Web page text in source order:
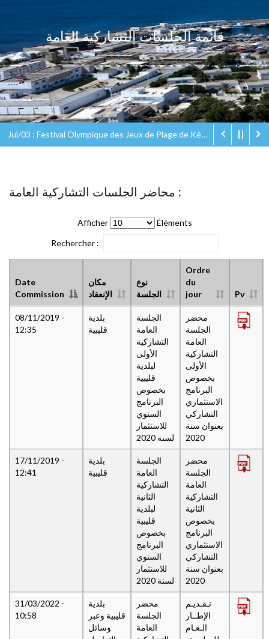
قائمة الجلسات التشاركية العامة
Jul/03 : Festival Olympique des Jeux de Plage de Kélibia Olympic Eco Beach Games
محاضر الجلسات التشاركية العامة :
Afficher
Éléments
Rechercher :
Date
Commission
مكان
الإنعقاد
نوع
الجلسة
Ordre
du
jour
Pv
08/11/2019 -
12:35
بلدية
قليبية
الجلسة
العامة
التشاركية
الأولى
لبلدية
قليبية
بخصوص
البرنامج
السنوي
للاستثمار
لسنة 2020
محضر
الجلسة
العامة
التشاركية
الأولى
بخصوص
البرنامج
الاستثماري
التشاركي
بعنوان سنة
2020
17/11/2019 -
12:41
بلدية
قليبية
الجلسة
العامة
التشاركية
الثانية
لبلدية
قليبية
بخصوص
البرنامج
السنوي
للاستثمار
لسنة 2020
محضر
الجلسة
العامة
التشاركية
الثانية
بخصوص
البرنامج
الاستثماري
التشاركي
بعنوان سنة
2020
31/03/2022 -
10:58
بلدية
قليبية وعبر
وسائل
محضر
الجلسة
العامة
تـقـديـم
الإطــار
الـعـام